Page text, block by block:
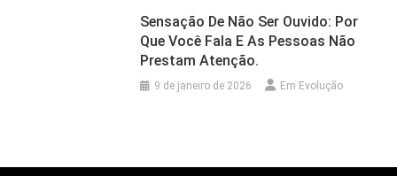
Sensação De Não Ser Ouvido: Por
Que Você Fala E As Pessoas Não
Prestam Atenção.
9 de janeiro de 2026 Em Evolução